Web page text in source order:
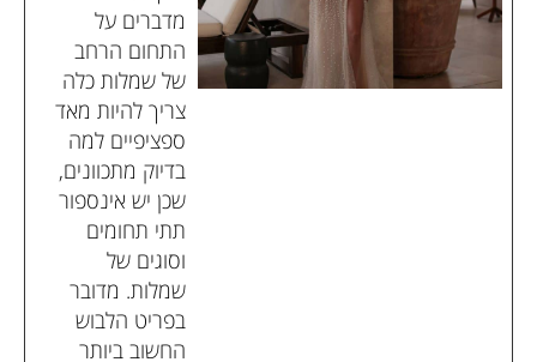
מדברים על
התחום הרחב
של שמלות כלה
צריך להיות מאד
ספציפיים למה
בדיוק מתכוונים,
שכן יש אינספור
תתי תחומים
וסוגים של
שמלות. מדובר
בפריט הלבוש
החשוב ביותר